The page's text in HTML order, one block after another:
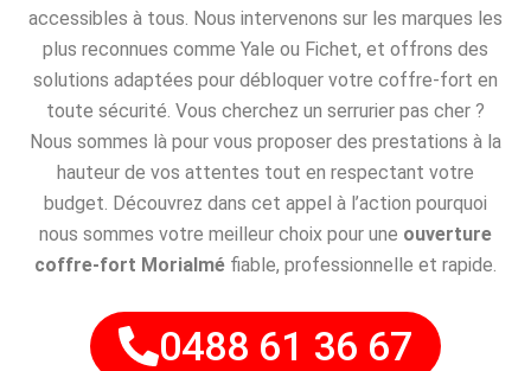
accessibles à tous. Nous intervenons sur les marques les
plus reconnues comme Yale ou Fichet, et offrons des
solutions adaptées pour débloquer votre coffre-fort en
toute sécurité. Vous cherchez un serrurier pas cher ?
Nous sommes là pour vous proposer des prestations à la
hauteur de vos attentes tout en respectant votre
budget. Découvrez dans cet appel à l’action pourquoi
nous sommes votre meilleur choix pour une ouverture
coffre-fort Morialmé fiable, professionnelle et rapide.
0488 61 36 67